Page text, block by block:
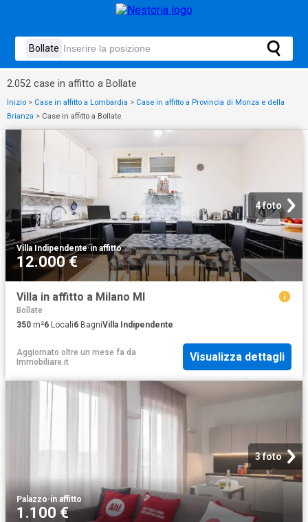
2.052 case in affitto a Bollate
Inizio > Case in affitto a Lombardia > Case in affitto a Provincia di Monza e della
Brianza > Case in affitto a Bollate
4 foto
Villa Indipendente·in affitto
12.000 €
Villa in affitto a Milano MI
Bollate
350 m²6 Locali6 BagniVilla Indipendente
Aggiornato oltre un mese fa da
Immobiliare.it
Visualizza dettagli
3 foto
Palazzo·in affitto
1.100 €